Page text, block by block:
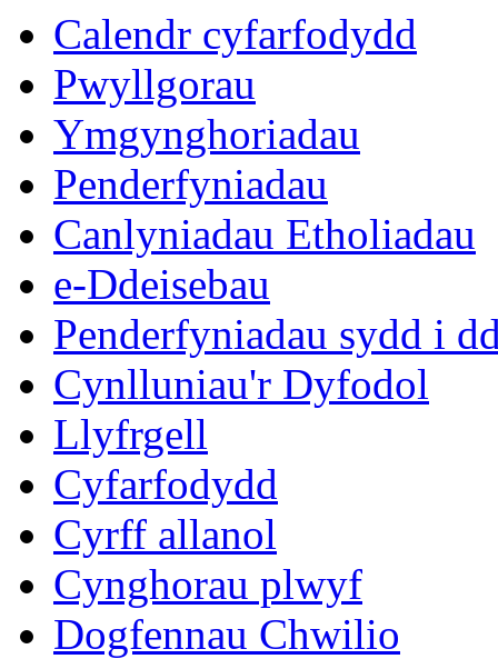
Calendr cyfarfodydd
Pwyllgorau
Ymgynghoriadau
Penderfyniadau
Canlyniadau Etholiadau
e-Ddeisebau
Penderfyniadau sydd i
Cynlluniau'r Dyfodol
Llyfrgell
Cyfarfodydd
Cyrff allanol
Cynghorau plwyf
Dogfennau Chwilio
eitem
8.
eitem
11.